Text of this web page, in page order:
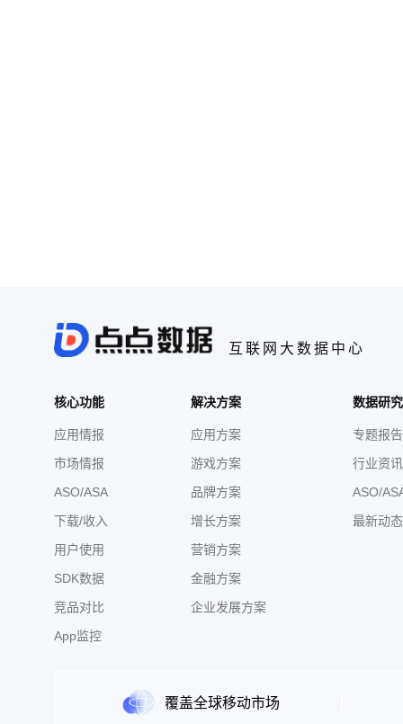
互联网大数据中心
核心功能
应用情报
市场情报
ASO/ASA
下载/收入
用户使用
SDK数据
竞品对比
App监控
解决方案
应用方案
游戏方案
品牌方案
增长方案
营销方案
金融方案
企业发展方案
数据研
专题报告
行业资讯
ASO/
最新动态
覆盖全球移动市场